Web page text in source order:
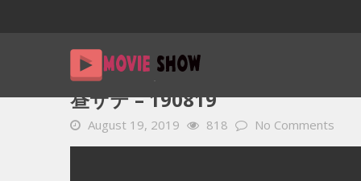
Home
昼サテ – 190819
August 19, 2019 818 No Comments